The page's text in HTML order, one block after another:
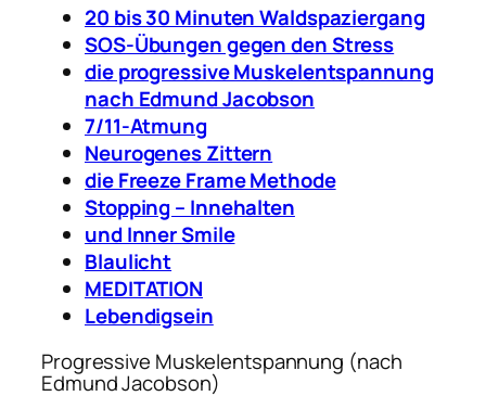
20 bis 30 Minuten Waldspaziergang
SOS-Übungen gegen den Stress
die progressive Muskelentspannung
nach Edmund Jacobson
7/11-Atmung
Neurogenes Zittern
die Freeze Frame Methode
Stopping – Innehalten
und Inner Smile
Blaulicht
MEDITATION
Lebendigsein
Progressive Muskelentspannung (nach
Edmund Jacobson)